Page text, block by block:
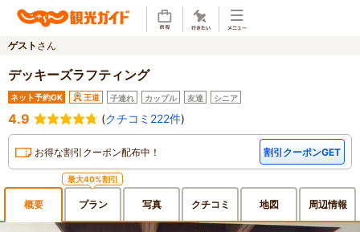
ゲスト さん
デッキーズラフティング
ネット予約OK 王道 子連れ カップル 友達 シニア
4.9 (クチコミ222件)
お得な割引クーポン配布中！ 割引クーポンGET
概要
最大40%割引
プラン 写真 クチコミ 地図 周辺情報